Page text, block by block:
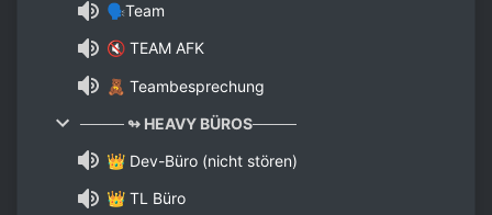
🗣️Team
🔇 TEAM AFK
🧸 Teambesprechung
──── ↬ HEAVY BÜROS────
👑 Dev-Büro (nicht stören)
👑 TL Büro